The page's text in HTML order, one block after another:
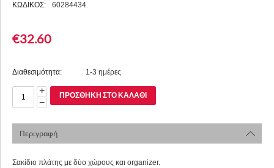
ΚΩΔΙΚΟΣ:
60284434
€32.60
Διαθεσιμότητα: 1-3 ημέρες
+
−
ΠΡΟΣΘΉΚΗ ΣΤΟ ΚΑΛΆΘΙ
Περιγραφή
Σακίδιο πλάτης με δύο χώρους και organizer.